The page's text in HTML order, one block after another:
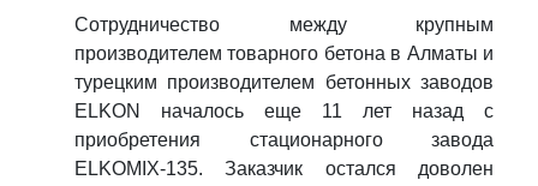
Сотрудничество между крупным
производителем товарного бетона в Алматы и
турецким производителем бетонных заводов
ELKON началось еще 11 лет назад с
приобретения стационарного завода
ELKOMIX-135. Заказчик остался доволен